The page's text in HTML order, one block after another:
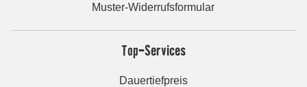
Muster-Widerrufsformular
Top-Services
Dauertiefpreis